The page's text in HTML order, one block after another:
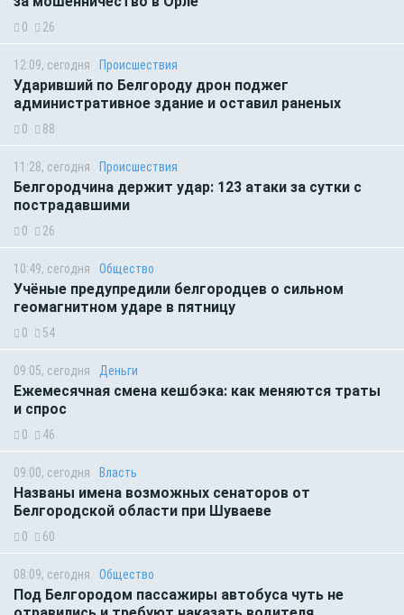
0 26
12:09, сегодня Происшествия
Ударивший по Белгороду дрон поджег
административное здание и оставил раненых
0 88
11:28, сегодня Происшествия
Белгородчина держит удар: 123 атаки за сутки с
пострадавшими
0 26
10:49, сегодня Общество
Учёные предупредили белгородцев о сильном
геомагнитном ударе в пятницу
0 54
09:05, сегодня Деньги
Ежемесячная смена кешбэка: как меняются траты
и спрос
0 46
09:00, сегодня Власть
Названы имена возможных сенаторов от
Белгородской области при Шуваеве
0 60
08:09, сегодня Общество
Под Белгородом пассажиры автобуса чуть не